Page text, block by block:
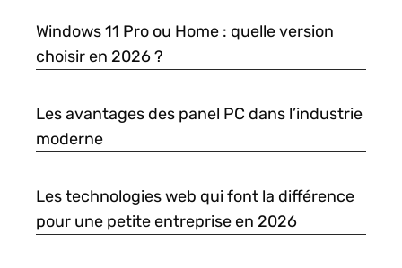
Windows 11 Pro ou Home : quelle version
choisir en 2026 ?
Les avantages des panel PC dans l’industrie
moderne
Les technologies web qui font la différence
pour une petite entreprise en 2026